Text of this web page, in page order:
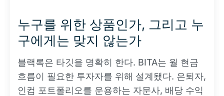
누구를 위한 상품인가, 그리고 누
구에게는 맞지 않는가
블랙록은 타깃을 명확히 한다. BITA는 월 현금
흐름이 필요한 투자자를 위해 설계됐다. 은퇴자,
인컴 포트폴리오를 운용하는 자문사, 배당 수익